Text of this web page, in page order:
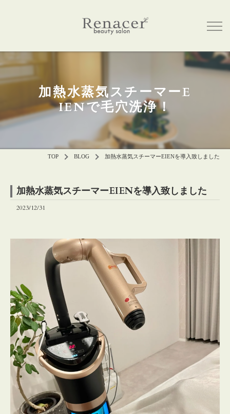
加熱水蒸気スチーマーE
IENで毛穴洗浄！
TOP BLOG 加熱水蒸気スチーマーEIENを導入致しました
加熱水蒸気スチーマーEIENを導入致しました
2023/12/31